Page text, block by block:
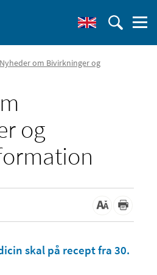
Nyheder om Bivirkninger og
og
skal på recept fra 30.